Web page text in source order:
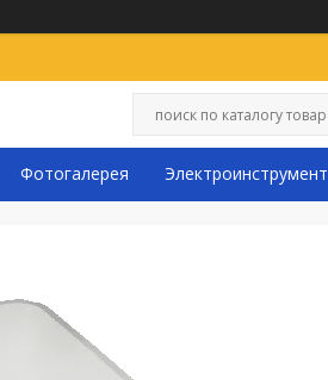
Фотогалерея Электроинструмент